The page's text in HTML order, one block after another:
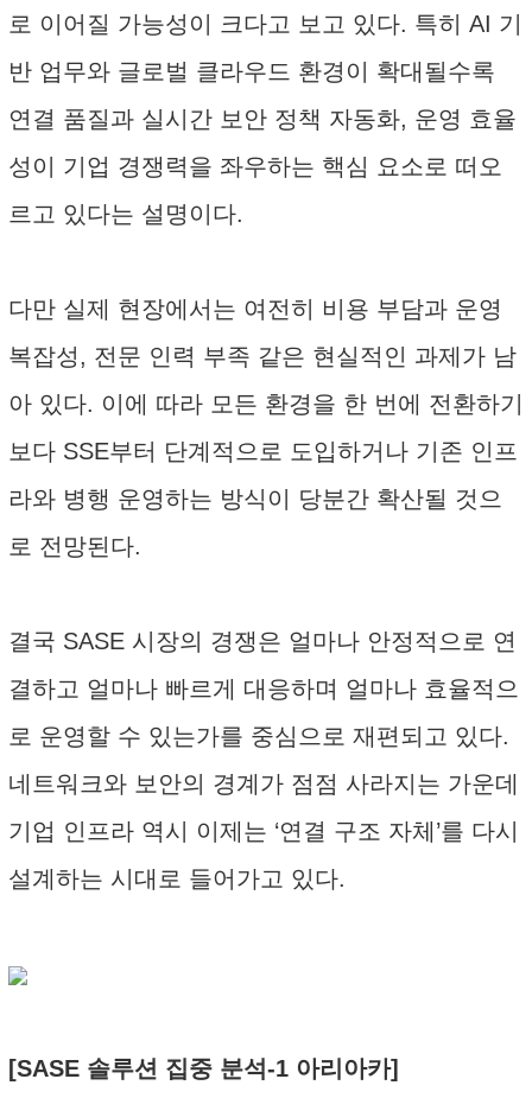
로 이어질 가능성이 크다고 보고 있다. 특히 AI 기
반 업무와 글로벌 클라우드 환경이 확대될수록
연결 품질과 실시간 보안 정책 자동화, 운영 효율
성이 기업 경쟁력을 좌우하는 핵심 요소로 떠오
르고 있다는 설명이다.
다만 실제 현장에서는 여전히 비용 부담과 운영
복잡성, 전문 인력 부족 같은 현실적인 과제가 남
아 있다. 이에 따라 모든 환경을 한 번에 전환하기
보다 SSE부터 단계적으로 도입하거나 기존 인프
라와 병행 운영하는 방식이 당분간 확산될 것으
로 전망된다.
결국 SASE 시장의 경쟁은 얼마나 안정적으로 연
결하고 얼마나 빠르게 대응하며 얼마나 효율적으
로 운영할 수 있는가를 중심으로 재편되고 있다.
네트워크와 보안의 경계가 점점 사라지는 가운데
기업 인프라 역시 이제는 ‘연결 구조 자체’를 다시
설계하는 시대로 들어가고 있다.
[SASE 솔루션 집중 분석-1 아리아카]